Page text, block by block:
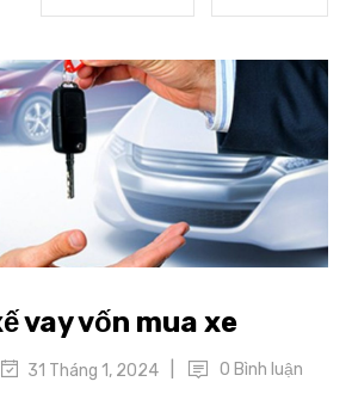
vay vốn mua xe
31 Tháng 1, 2024 0 Bình luận